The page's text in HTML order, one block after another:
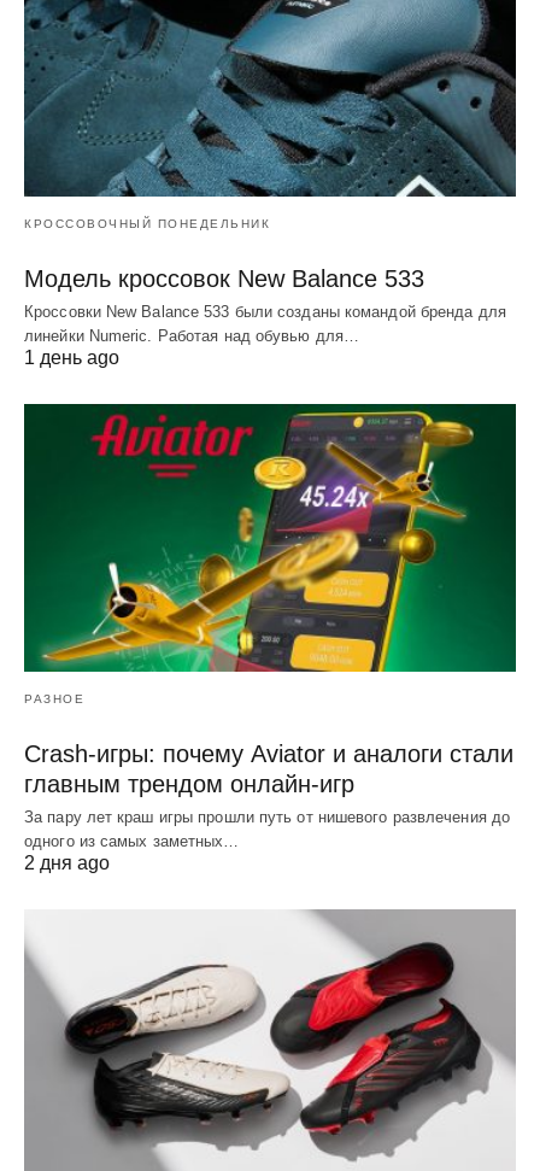
КРОССОВОЧНЫЙ ПОНЕДЕЛЬНИК
Модель кроссовок New Balance 533
Кроссовки New Balance 533 были созданы командой бренда для
линейки Numeric. Работая над обувью для…
1 день ago
РАЗНОЕ
Crash-игры: почему Aviator и аналоги стали
главным трендом онлайн-игр
За пару лет краш игры прошли путь от нишевого развлечения до
одного из самых заметных…
2 дня ago